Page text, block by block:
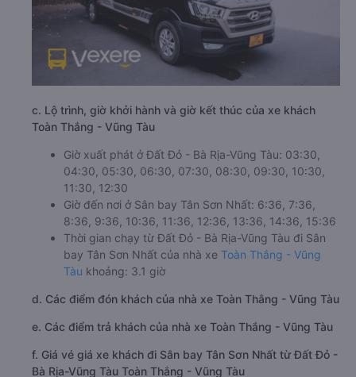
c. Lộ trình, giờ khởi hành và giờ kết thúc của xe khách
Toàn Thắng - Vũng Tàu
Giờ xuất phát ở Đất Đỏ - Bà Rịa-Vũng Tàu: 03:30,
04:30, 05:30, 06:30, 07:30, 08:30, 09:30, 10:30,
11:30, 12:30
Giờ đến nơi ở Sân bay Tân Sơn Nhất: 6:36, 7:36,
8:36, 9:36, 10:36, 11:36, 12:36, 13:36, 14:36, 15:36
Thời gian chạy từ Đất Đỏ - Bà Rịa-Vũng Tàu đi Sân
bay Tân Sơn Nhất của nhà xe Toàn Thắng - Vũng
Tàu khoảng: 3.1 giờ
d. Các điểm đón khách của nhà xe Toàn Thắng - Vũng Tàu
e. Các điểm trả khách của nhà xe Toàn Thắng - Vũng Tàu
f. Giá vé giá xe khách đi Sân bay Tân Sơn Nhất từ Đất Đỏ -
Bà Rịa-Vũng Tàu Toàn Thắng - Vũng Tàu